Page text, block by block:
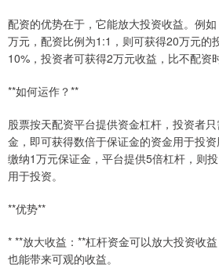
配资的优势在于，它能放大投资收益。例
万元，配资比例为1:1，则可获得20万元的
10%，投资者可获得2万元收益，比不配资
**如何运作？**
股票按天配资平台提供资金杠杆，投资者
金，即可获得数倍于保证金的资金用于投
缴纳1万元保证金，平台提供5倍杠杆，则
用于投资。
**优势**
* **放大收益：**杠杆资金可以放大投资收
也能带来可观的收益。